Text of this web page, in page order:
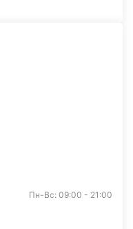
Пн-Вс: 09:00 - 21:00